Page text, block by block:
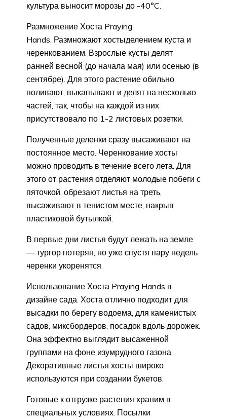
культура выносит морозы до -40°C.
Размножение Хоста Praying
Hands. Размножают хостыделением куста и
черенкованием. Взрослые кусты делят
ранней весной (до начала мая) или осенью (в
сентябре). Для этого растение обильно
поливают, выкапывают и делят на несколько
частей, так, чтобы на каждой из них
присутствовало по 1-2 листовых розетки.
Полученные деленки сразу высаживают на
постоянное место. Черенкование хосты
можно проводить в течение всего лета. Для
этого от растения отделяют молодые побеги с
пяточкой, обрезают листья на треть,
высаживают в тенистом месте, накрыв
пластиковой бутылкой.
В первые дни листья будут лежать на земле
— тургор потерян, но уже спустя пару недель
черенки укоренятся.
Использование Хоста Praying Hands в
дизайне сада. Хоста отлично подходит для
высадки по берегу водоема, для каменистых
садов, миксбордеров, посадок вдоль дорожек.
Она эффектно выглядит высаженной
группами на фоне изумрудного газона.
Декоративные листья хосты широко
используются при создании букетов.
Готовые к отгрузке растения храним в
специальных условиях. Посылки